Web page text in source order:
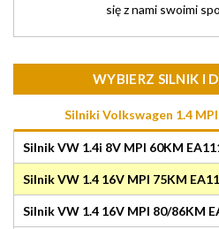
się z nami swoimi
WYBIERZ SILNIK I
Silniki Volkswagen 1.4
Silnik VW 1.4i 8V MPI 60KM
Silnik VW 1.4 16V MPI 75KM
Silnik VW 1.4 16V MPI 80/86KM